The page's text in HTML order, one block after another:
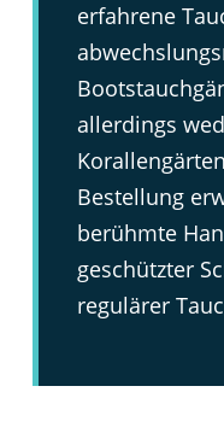
erfahrene
allerdings
Bestellung
berühmte
geschützter
regulärer